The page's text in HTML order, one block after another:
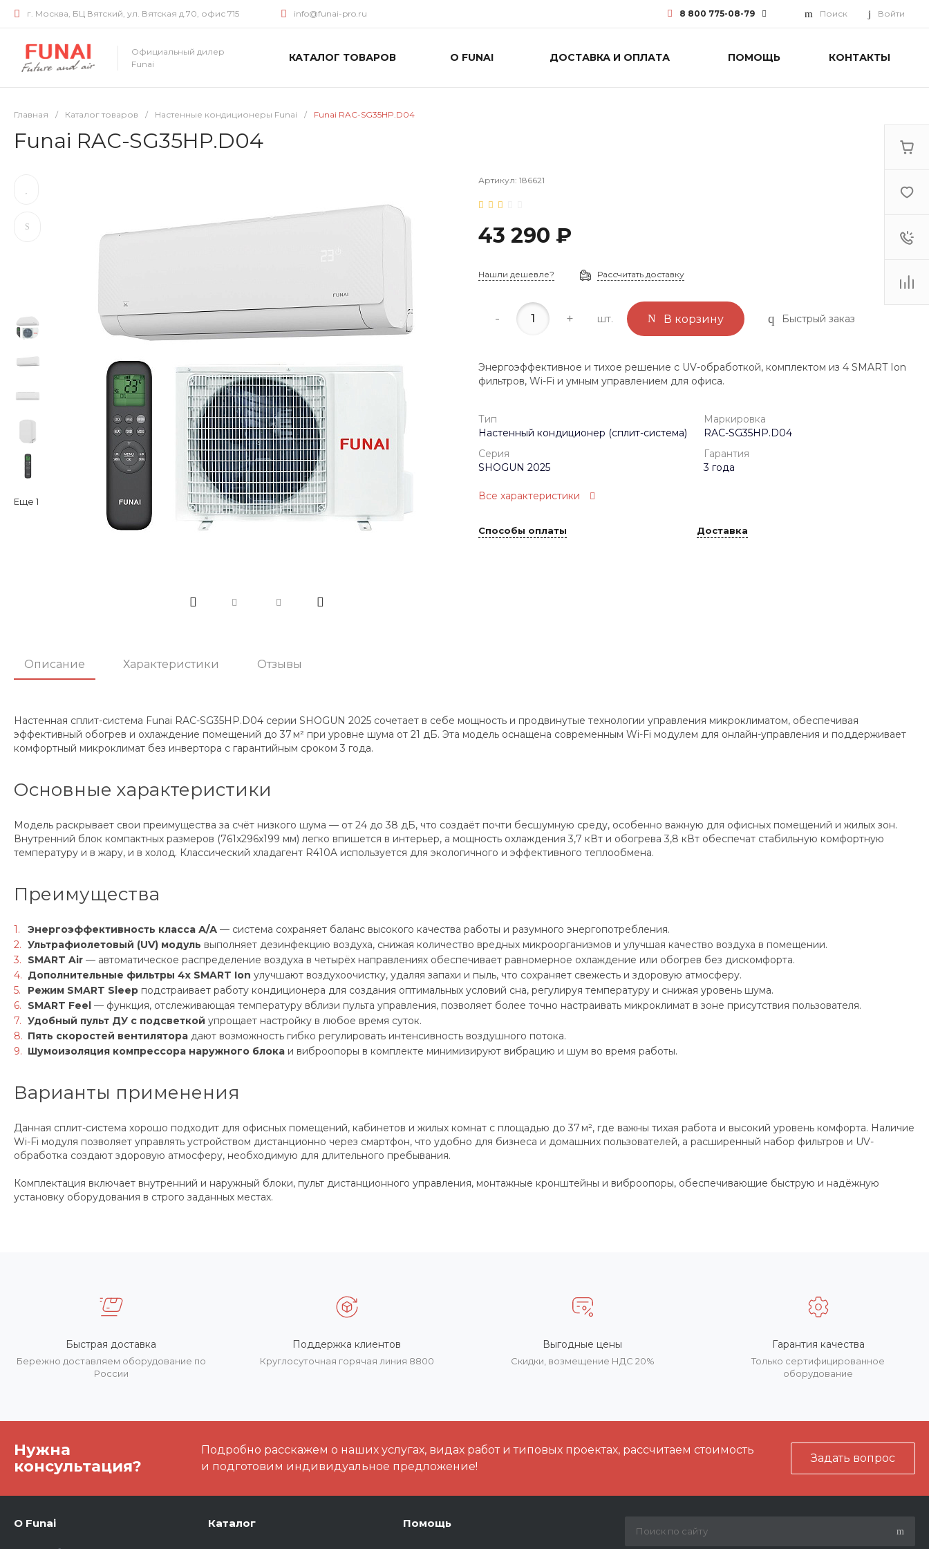
г. Москва, БЦ Вятский, ул. Вятская д.70, офис 715 info@funai-pro.ru 8 800 775-08-79 Поиск Войти
Официальный дилер
Funai
КАТАЛОГ ТОВАРОВ О FUNAI ДОСТАВКА И ОПЛАТА ПОМОЩЬ КОНТАКТЫ
Главная / Каталог товаров / Настенные кондиционеры Funai / Funai RAC-SG35HP.D04
Funai RAC-SG35HP.D04
Еще 1
Артикул: 186621
43 290 ₽
Нашли дешевле? Рассчитать доставку
- + шт. В корзину Быстрый заказ
Энергоэффективное и тихое решение с UV-обработкой, комплектом из 4 SMART Ion
фильтров, Wi-Fi и умным управлением для офиса.
Тип
Настенный кондиционер (сплит-система)
Маркировка
RAC-SG35HP.D04
Серия
SHOGUN 2025
Гарантия
3 года
Все характеристики
Способы оплаты Доставка
Описание Характеристики Отзывы
Настенная сплит-система Funai RAC-SG35HP.D04 серии SHOGUN 2025 сочетает в себе мощность и продвинутые технологии управления микроклиматом, обеспечивая
эффективный обогрев и охлаждение помещений до 37 м² при уровне шума от 21 дБ. Эта модель оснащена современным Wi-Fi модулем для онлайн-управления и поддерживает
комфортный микроклимат без инвертора с гарантийным сроком 3 года.
Основные характеристики
Модель раскрывает свои преимущества за счёт низкого шума — от 24 до 38 дБ, что создаёт почти бесшумную среду, особенно важную для офисных помещений и жилых зон.
Внутренний блок компактных размеров (761x296x199 мм) легко впишется в интерьер, а мощность охлаждения 3,7 кВт и обогрева 3,8 кВт обеспечат стабильную комфортную
температуру и в жару, и в холод. Классический хладагент R410A используется для экологичного и эффективного теплообмена.
Преимущества
Энергоэффективность класса А/А — система сохраняет баланс высокого качества работы и разумного энергопотребления.
Ультрафиолетовый (UV) модуль выполняет дезинфекцию воздуха, снижая количество вредных микроорганизмов и улучшая качество воздуха в помещении.
SMART Air — автоматическое распределение воздуха в четырёх направлениях обеспечивает равномерное охлаждение или обогрев без дискомфорта.
Дополнительные фильтры 4х SMART Ion улучшают воздухоочистку, удаляя запахи и пыль, что сохраняет свежесть и здоровую атмосферу.
Режим SMART Sleep подстраивает работу кондиционера для создания оптимальных условий сна, регулируя температуру и снижая уровень шума.
SMART Feel — функция, отслеживающая температуру вблизи пульта управления, позволяет более точно настраивать микроклимат в зоне присутствия пользователя.
Удобный пульт ДУ с подсветкой упрощает настройку в любое время суток.
Пять скоростей вентилятора дают возможность гибко регулировать интенсивность воздушного потока.
Шумоизоляция компрессора наружного блока и виброопоры в комплекте минимизируют вибрацию и шум во время работы.
Варианты применения
Данная сплит-система хорошо подходит для офисных помещений, кабинетов и жилых комнат с площадью до 37 м², где важны тихая работа и высокий уровень комфорта. Наличие
Wi-Fi модуля позволяет управлять устройством дистанционно через смартфон, что удобно для бизнеса и домашних пользователей, а расширенный набор фильтров и UV-
обработка создают здоровую атмосферу, необходимую для длительного пребывания.
Комплектация включает внутренний и наружный блоки, пульт дистанционного управления, монтажные кронштейны и виброопоры, обеспечивающие быструю и надёжную
установку оборудования в строго заданных местах.
Быстрая доставка
Бережно доставляем оборудование по
России
Поддержка клиентов
Круглосуточная горячая линия 8800
Выгодные цены
Скидки, возмещение НДС 20%
Гарантия качества
Только сертифицированное
оборудование
Нужна
консультация?
Подробно расскажем о наших услугах, видах работ и типовых проектах, рассчитаем стоимость
и подготовим индивидуальное предложение!
Задать вопрос
О Funai Каталог Помощь